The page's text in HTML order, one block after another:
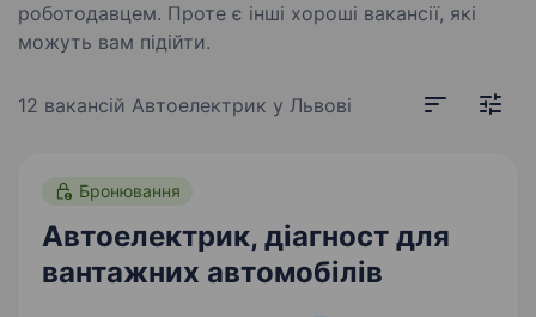
роботодавцем. Проте є інші хороші вакансії, які
можуть вам підійти.
12 вакансій Автоелектрик у Львові
Бронювання
Автоелектрик, діагност для
вантажних автомобілів